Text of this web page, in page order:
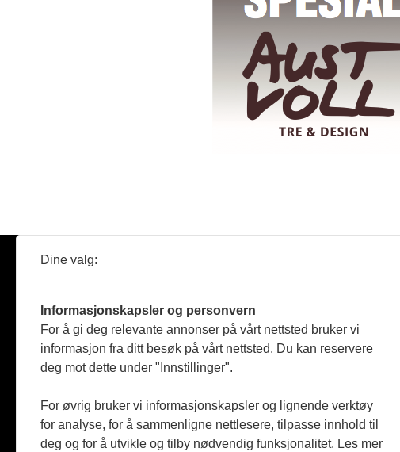
Reportasje
Produkter
Jobbmarked
Dine valg:
Informasjonskapsler og personvern
For å gi deg relevante annonser på vårt nettsted bruker vi
informasjon fra ditt besøk på vårt nettsted. Du kan reservere
deg mot dette under "Innstillinger".
For øvrig bruker vi informasjonskapsler og lignende verktøy
for analyse, for å sammenligne nettlesere, tilpasse innhold til
deg og for å utvikle og tilby nødvendig funksjonalitet. Les mer